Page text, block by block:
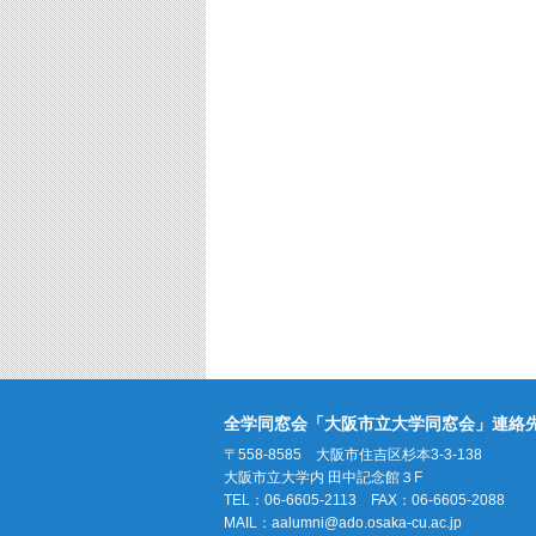
全学同窓会「大阪市立大学同窓会」連絡
〒558-8585 大阪市住吉区杉本3-3-138
大阪市立大学内 田中記念館３F
TEL：06-6605-2113 FAX：06-6605-2088
MAIL： aalumni@ado.osaka-cu.ac.jp